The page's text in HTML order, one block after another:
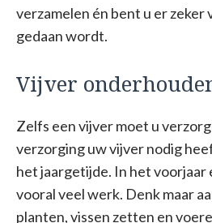
verzamelen én bent u er zeker
gedaan wordt.
Vijver
Zelfs een vijver moet u
verzorging uw vijver nodig
het jaargetijde. In het voorjaar
vooral veel werk. Denk maar
planten, vissen zetten en